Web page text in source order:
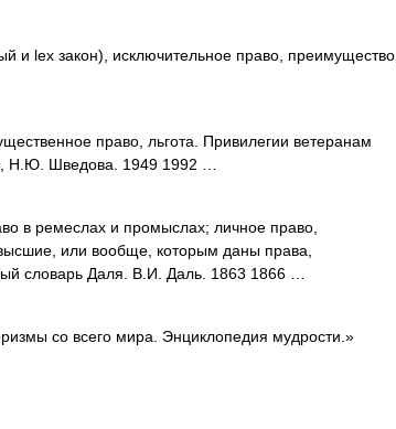
и lex закон), исключительное право, преимущество,
право, льгота. Привилегии ветеранам
Н.Ю. Шведова. 1949 1992 …
в ремеслах и промыслах; личное право,
или вообще, которым даны права,
словарь Даля. В.И. Даль. 1863 1866 …
со всего мира. Энциклопедия мудрости.»